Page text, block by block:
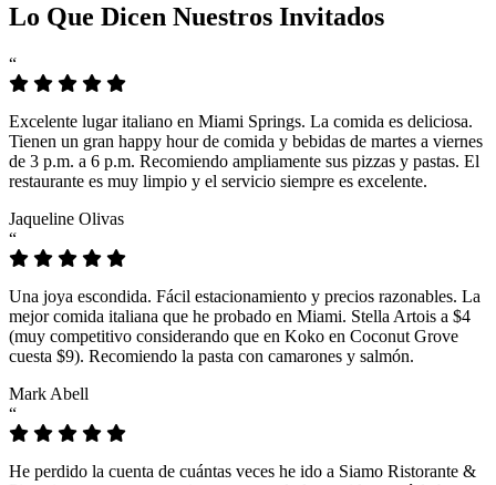
Lo Que Dicen Nuestros Invitados
“
Excelente lugar italiano en Miami Springs. La comida es deliciosa.
Tienen un gran happy hour de comida y bebidas de martes a viernes
de 3 p.m. a 6 p.m. Recomiendo ampliamente sus pizzas y pastas. El
restaurante es muy limpio y el servicio siempre es excelente.
Jaqueline Olivas
“
Una joya escondida. Fácil estacionamiento y precios razonables. La
mejor comida italiana que he probado en Miami. Stella Artois a $4
(muy competitivo considerando que en Koko en Coconut Grove
cuesta $9). Recomiendo la pasta con camarones y salmón.
Mark Abell
“
He perdido la cuenta de cuántas veces he ido a Siamo Ristorante &